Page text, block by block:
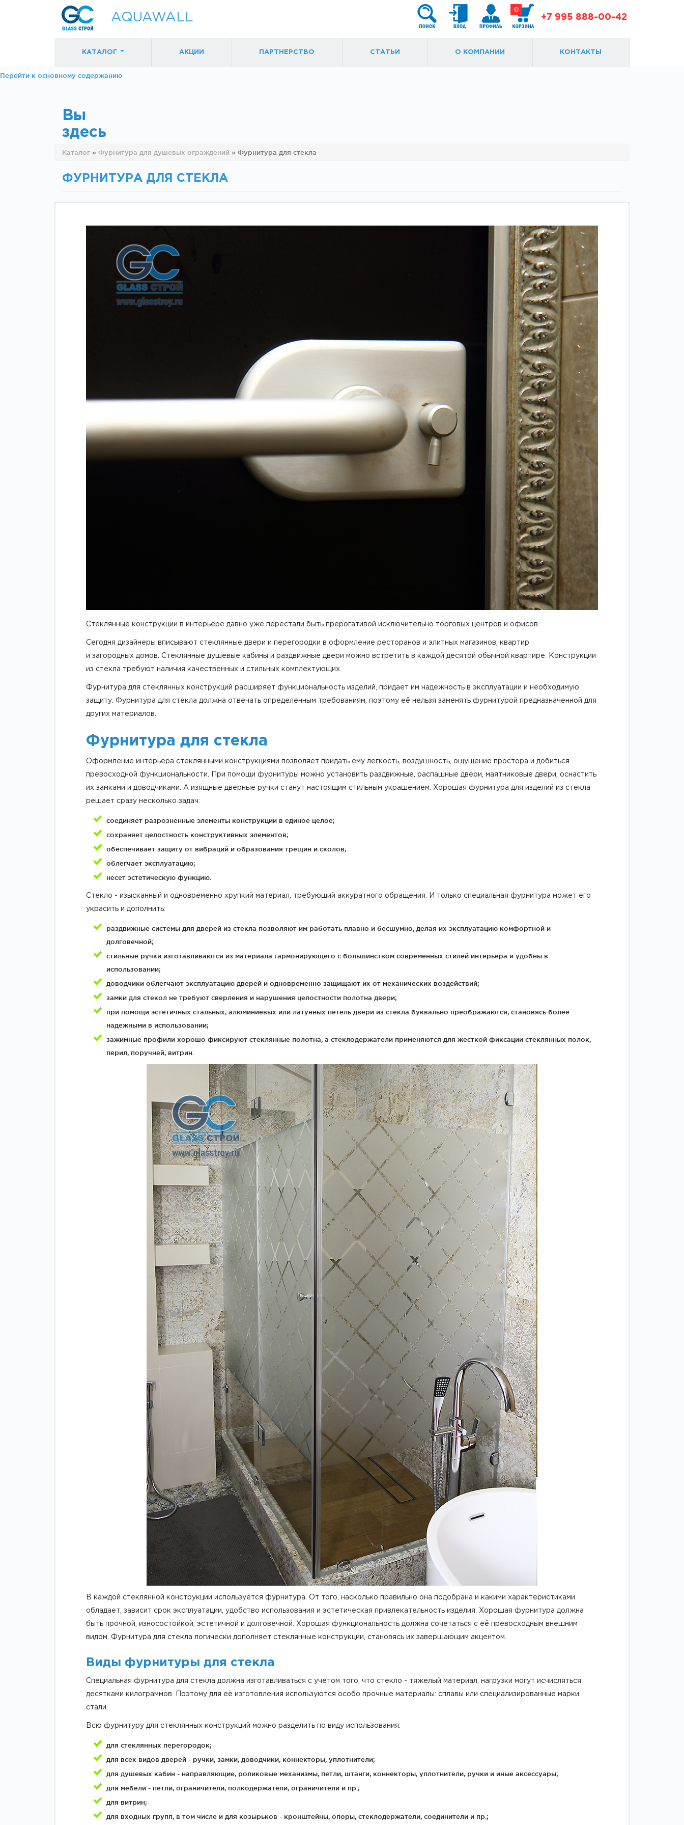
Перейти к основному содержанию
AQUAWALL +7 995 888-00-42
0
КАТАЛОГ
раздвижных
механизмы)
раздвижных
механизмы)
маятниковых
межкомнатных
дверей
межкомнатные
цельностеклянные
АКЦИИ ПАРТНЕРСТВО СТАТЬИ О КОМПАНИИ КОНТАКТЫ
Вы
здесь
Каталог » Фурнитура для душевых ограждений » Фурнитура для стекла
ФУРНИТУРА ДЛЯ СТЕКЛА
Стеклянные конструкции в интерьере давно уже перестали быть прерогативой исключительно торговых центров и офисов.
Сегодня дизайнеры вписывают стеклянные двери и перегородки в оформление ресторанов и элитных магазинов, квартир
и загородных домов. Стеклянные душевые кабины и раздвижные двери можно встретить в каждой десятой обычной квартире. Конструкции
из стекла требуют наличия качественных и стильных комплектующих.
Фурнитура для стеклянных конструкций расширяет функциональность изделий, придает им надежность в эксплуатации и необходимую
защиту. Фурнитура для стекла должна отвечать определенным требованиям, поэтому её нельзя заменять фурнитурой предназначенной для
других материалов.
Фурнитура для стекла
Оформление интерьера стеклянными конструкциями позволяет придать ему легкость, воздушность, ощущение простора и добиться
превосходной функциональности. При помощи фурнитуры можно установить раздвижные, распашные двери, маятниковые двери, оснастить
их замками и доводчиками. А изящные дверные ручки станут настоящим стильным украшением. Хорошая фурнитура для изделий из стекла
решает сразу несколько задач:
соединяет разрозненные элементы конструкции в единое целое;
сохраняет целостность конструктивных элементов;
обеспечивает защиту от вибраций и образования трещин и сколов;
облегчает эксплуатацию;
несет эстетическую функцию.
Стекло - изысканный и одновременно хрупкий материал, требующий аккуратного обращения. И только специальная фурнитура может его
украсить и дополнить:
раздвижные системы для дверей из стекла позволяют им работать плавно и бесшумно, делая их эксплуатацию комфортной и
долговечной;
стильные ручки изготавливаются из материала гармонирующего с большинством современных стилей интерьера и удобны в
использовании;
доводчики облегчают эксплуатацию дверей и одновременно защищают их от механических воздействий;
замки для стекол не требуют сверления и нарушения целостности полотна двери;
при помощи эстетичных стальных, алюминиевых или латунных петель двери из стекла буквально преображаются, становясь более
надежными в использовании;
зажимные профили хорошо фиксируют стеклянные полотна, а стеклодержатели применяются для жесткой фиксации стеклянных полок,
перил, поручней, витрин.
В каждой стеклянной конструкции используется фурнитура. От того, насколько правильно она подобрана и какими характеристиками
обладает, зависит срок эксплуатации, удобство использования и эстетическая привлекательность изделия. Хорошая фурнитура должна
быть прочной, износостойкой, эстетичной и долговечной. Хорошая функциональность должна сочетаться с её превосходным внешним
видом. Фурнитура для стекла логически дополняет стеклянные конструкции, становясь их завершающим акцентом.
Виды фурнитуры для стекла
Специальная фурнитура для стекла должна изготавливаться с учетом того, что стекло - тяжелый материал, нагрузки могут исчисляться
десятками килограммов. Поэтому для её изготовления используются особо прочные материалы: сплавы или специализированные марки
стали.
Всю фурнитуру для стеклянных конструкций можно разделить по виду использования:
для стеклянных перегородок;
для всех видов дверей - ручки, замки, доводчики, коннекторы, уплотнители;
для душевых кабин - направляющие, роликовые механизмы, петли, штанги, коннекторы, уплотнители, ручки и иные аксессуары;
для мебели - петли, ограничители, полкодержатели, ограничители и пр.;
для витрин;
для входных групп, в том числе и для козырьков - кронштейны, опоры, стеклодержатели, соединители и пр.;